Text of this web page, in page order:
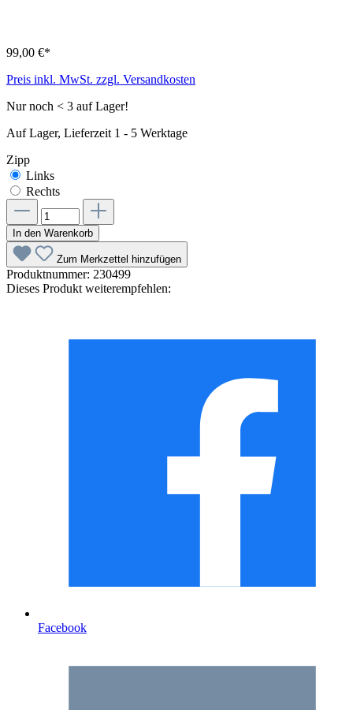
99,00 €*
Preis inkl. MwSt. zzgl. Versandkosten
Nur noch < 3 auf Lager!
Auf Lager, Lieferzeit 1 - 5 Werktage
Zipp
Links
Rechts
In den Warenkorb
Zum Merkzettel hinzufügen
Produktnummer: 230499
Dieses Produkt weiterempfehlen:
Facebook